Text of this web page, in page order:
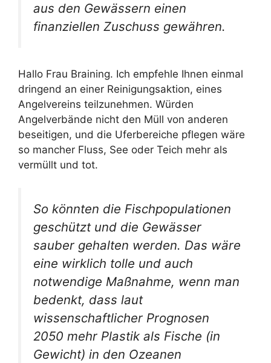
aus den Gewässern einen
finanziellen Zuschuss gewähren.
Hallo Frau Braining. Ich empfehle Ihnen einmal
dringend an einer Reinigungsaktion, eines
Angelvereins teilzunehmen. Würden
Angelverbände nicht den Müll von anderen
beseitigen, und die Uferbereiche pflegen wäre
so mancher Fluss, See oder Teich mehr als
vermüllt und tot.
So könnten die Fischpopulationen
geschützt und die Gewässer
sauber gehalten werden. Das wäre
eine wirklich tolle und auch
notwendige Maßnahme, wenn man
bedenkt, dass laut
wissenschaftlicher Prognosen
2050 mehr Plastik als Fische (in
Gewicht) in den Ozeanen